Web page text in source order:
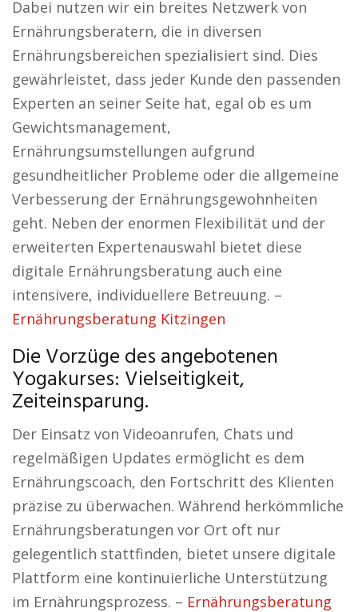
Dabei nutzen wir ein breites Netzwerk von
Ernährungsberatern, die in diversen
Ernährungsbereichen spezialisiert sind. Dies
gewährleistet, dass jeder Kunde den passenden
Experten an seiner Seite hat, egal ob es um
Gewichtsmanagement,
Ernährungsumstellungen aufgrund
gesundheitlicher Probleme oder die allgemeine
Verbesserung der Ernährungsgewohnheiten
geht. Neben der enormen Flexibilität und der
erweiterten Expertenauswahl bietet diese
digitale Ernährungsberatung auch eine
intensivere, individuellere Betreuung. –
Ernährungsberatung Kitzingen
Die Vorzüge des angebotenen
Yogakurses: Vielseitigkeit,
Zeiteinsparung.
Der Einsatz von Videoanrufen, Chats und
regelmäßigen Updates ermöglicht es dem
Ernährungscoach, den Fortschritt des Klienten
präzise zu überwachen. Während herkömmliche
Ernährungsberatungen vor Ort oft nur
gelegentlich stattfinden, bietet unsere digitale
Plattform eine kontinuierliche Unterstützung
im Ernährungsprozess. – Ernährungsberatung